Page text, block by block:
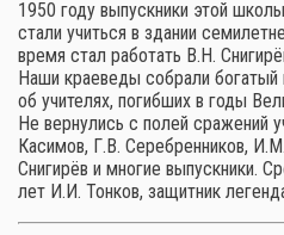
1950 году выпускники этой
стали учиться в здании
время стал работать В.Н.
Наши краеведы собрали
об учителях, погибших в годы
Не вернулись с полей сражений
Касимов, Г.В. Серебренников,
Снигирёв и многие выпускники.
лет И.И. Тонков, защитник